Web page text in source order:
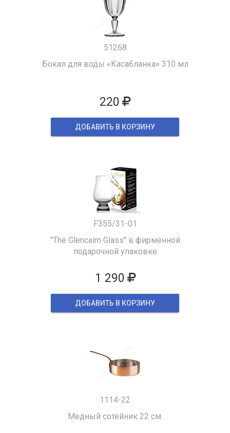
51268
Бокал для воды «Касабланка» 310 мл
220
ДОБАВИТЬ В КОРЗИНУ
F355/31-01
"The Glencairn Glass" в фирменной
подарочной упаковке
1 290
ДОБАВИТЬ В КОРЗИНУ
1114-22
Медный сотейник 22 см.